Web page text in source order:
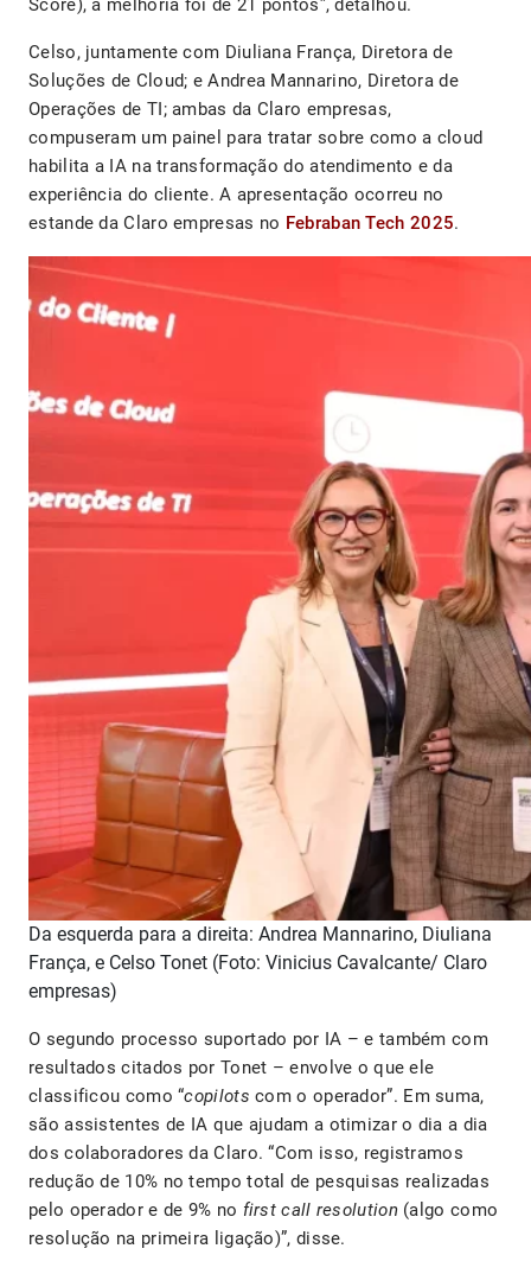
Score), a melhoria foi de 21 pontos”, detalhou.
Celso, juntamente com Diuliana França, Diretora de
Soluções de Cloud; e Andrea Mannarino, Diretora de
Operações de TI; ambas da Claro empresas,
compuseram um painel para tratar sobre como a cloud
habilita a IA na transformação do atendimento e da
experiência do cliente. A apresentação ocorreu no
estande da Claro empresas no Febraban Tech 2025.
Da esquerda para a direita: Andrea Mannarino, Diuliana
França, e Celso Tonet (Foto: Vinicius Cavalcante/ Claro
empresas)
O segundo processo suportado por IA – e também com
resultados citados por Tonet – envolve o que ele
classificou como “copilots com o operador”. Em suma,
são assistentes de IA que ajudam a otimizar o dia a dia
dos colaboradores da Claro. “Com isso, registramos
redução de 10% no tempo total de pesquisas realizadas
pelo operador e de 9% no first call resolution(algo como
resolução na primeira ligação)”, disse.